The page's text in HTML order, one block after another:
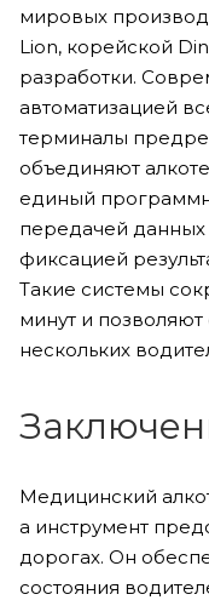
мировых
Lion, корейской
разработки.
автоматизацией
терминалы
объединяют
единый
передачей
фиксацией
Такие системы
минут и
нескольких
Медицинский
а инструмент
дорогах. Он
состояния